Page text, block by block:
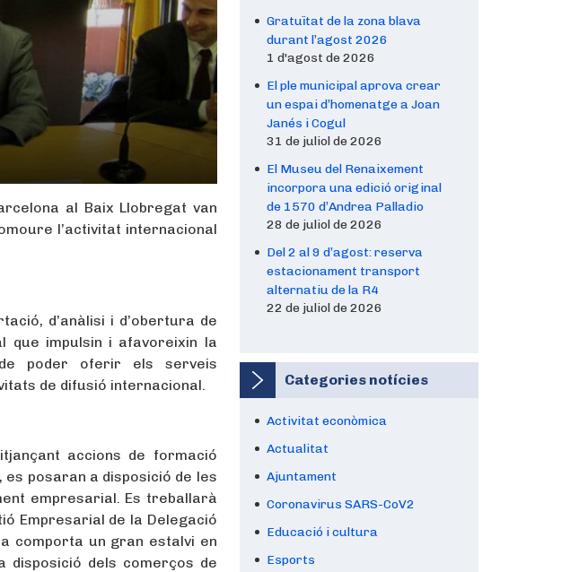
al Baix Llobregat van
l’activitat internacional
d’anàlisi i d’obertura de
que impulsin i afavoreixin la
poder oferir els serveis
de difusió internacional.
accions de formació
posaran a disposició de les
empresarial. Es treballarà
Empresarial de la Delegació
comporta un gran estalvi en
disposició dels comerços de
Gratuïtat de la zona blava
durant l’agost 2026
1 d'agost de 2026
El ple municipal aprova crear
un espai d’homenatge a Joan
Janés i Cogul
31 de juliol de 2026
El Museu del Renaixement
incorpora una edició original
de 1570 d’Andrea Palladio
28 de juliol de 2026
Del 2 al 9 d’agost: reserva
estacionament transport
alternatiu de la R4
22 de juliol de 2026
Categories notícies
Activitat econòmica
Actualitat
Ajuntament
Coronavirus SARS-CoV2
Educació i cultura
Esports